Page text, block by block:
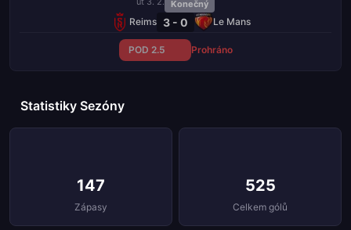
Konečný
Reims 3 - 0 Le Mans
POD 2.5 Prohráno
Statistiky Sezóny
147
Zápasy
525
Celkem gólů